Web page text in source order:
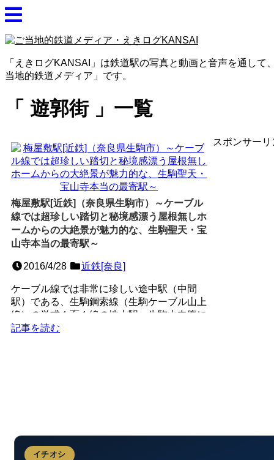
「えきログKANSAI」は鉄道駅の写真と動画と音声を通し
当地的鉄道メディア」です。
遊郭街 一覧
梅屋敷駅[近鉄]（奈良県生駒市）～ケーブル
線では超珍しい踏切と秘境感漂う屋根無しホ
ームからの大絶景が魅力的な、生駒聖天・宝
山寺本当の最寄駅～
2016/4/28 近鉄[奈良]
ケーブル線では非常に珍しい途中駅（中間
駅）である、生駒鋼索線（生駒ケーブル山上
線）の単式１面１線の地上駅。生駒山中腹に
ある現世利益が叶う寺と...
記事を読む
スポンサーリ
イチオシ